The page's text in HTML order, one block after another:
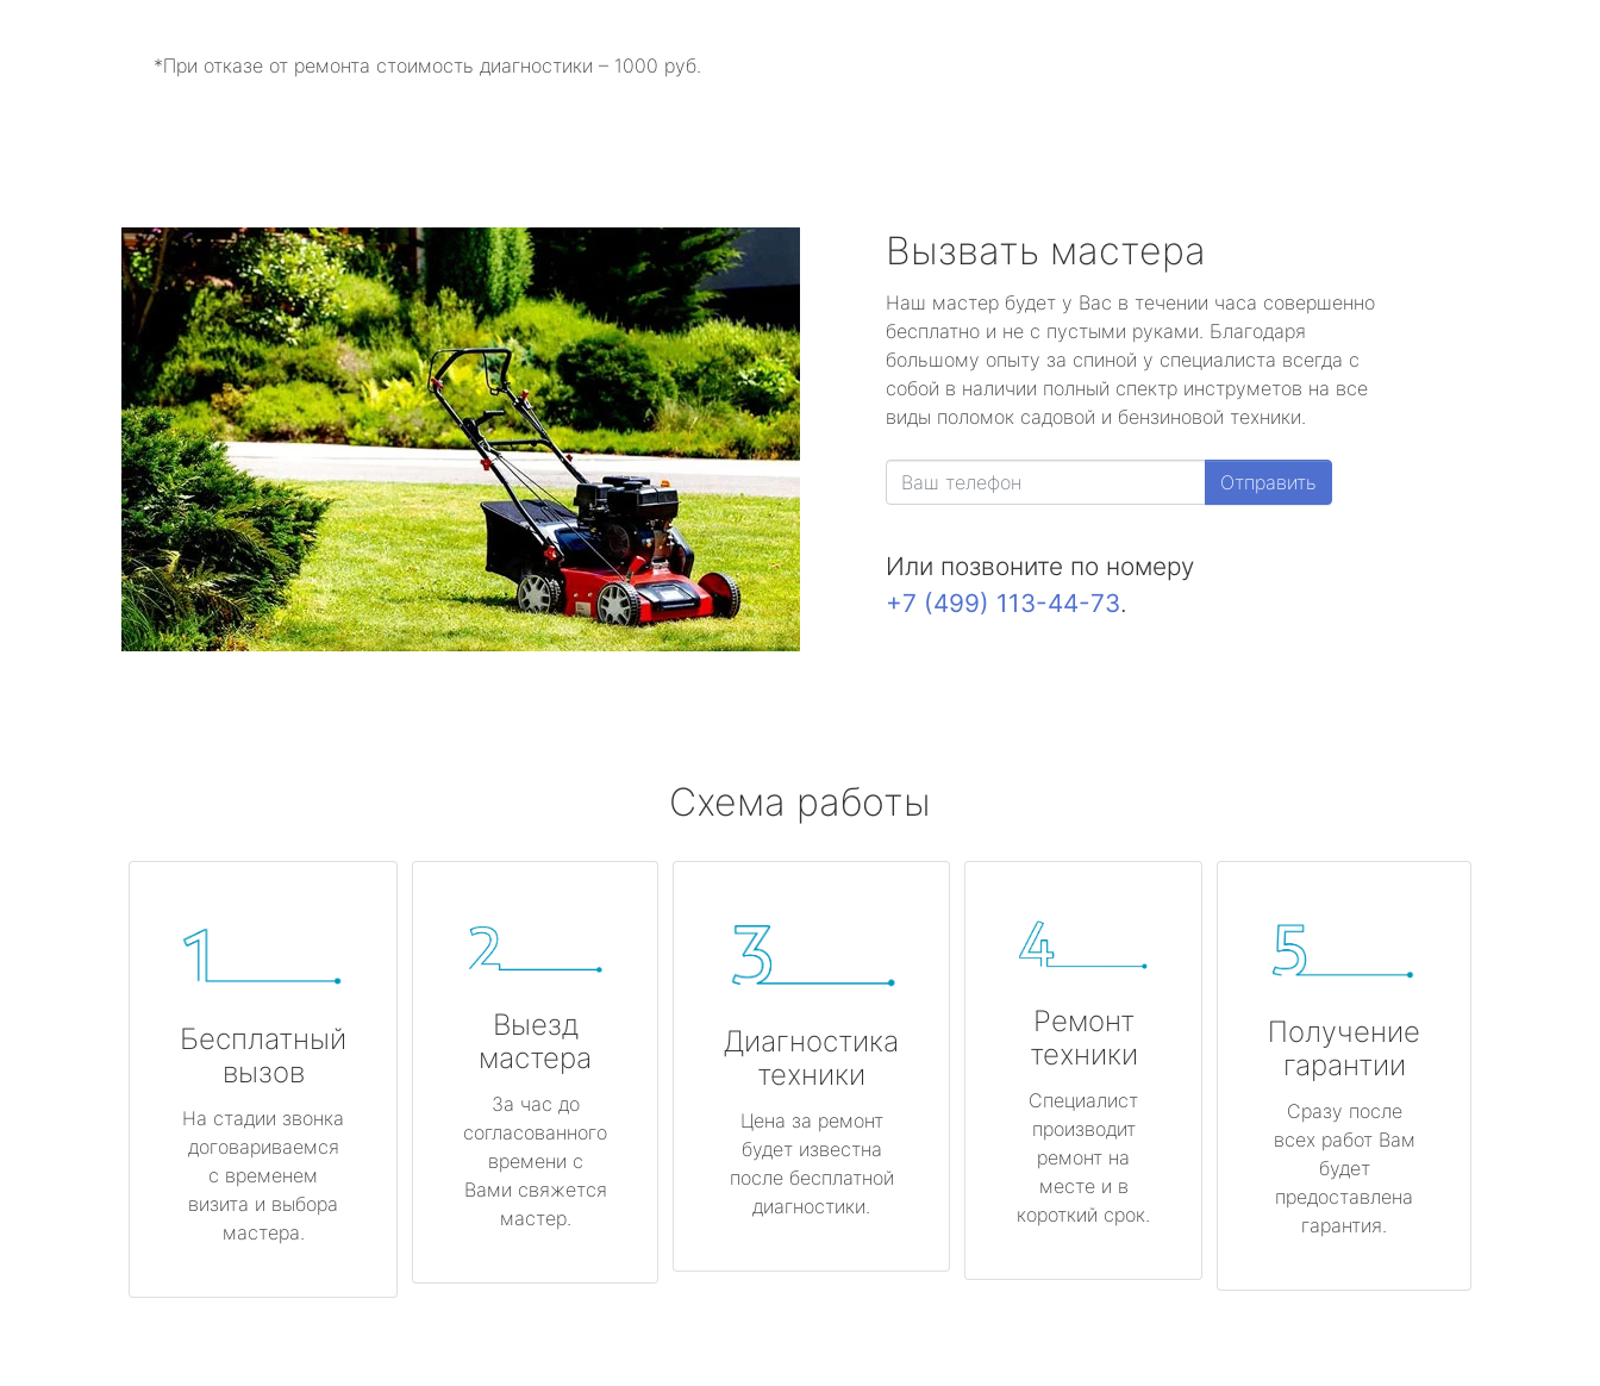
*При отказе от ремонта стоимость диагностики – 1000 руб.
Вызвать мастера
Наш мастер будет у Вас в течении часа совершенно
бесплатно и не с пустыми руками. Благодаря
большому опыту за спиной у специалиста всегда с
собой в наличии полный спектр инструметов на все
виды поломок садовой и бензиновой техники.
Отправить
Или позвоните по номеру
+7 (499) 113-44-73.
Схема работы
Бесплатный
вызов
На стадии звонка
договариваемся
с временем
визита и выбора
мастера.
Выезд
мастера
За час до
согласованного
времени с
Вами свяжется
мастер.
Диагностика
техники
Цена за ремонт
будет известна
после бесплатной
диагностики.
Ремонт
техники
Специалист
производит
ремонт на
месте и в
короткий срок.
Получение
гарантии
Сразу после
всех работ Вам
будет
предоставлена
гарантия.